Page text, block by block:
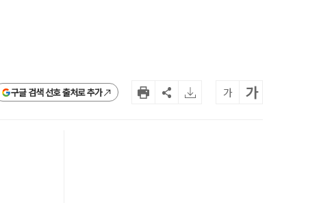
구글 검색 선호 출처로 추가 가 가